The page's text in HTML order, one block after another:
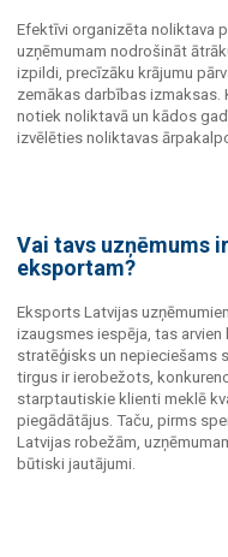
Efektīvi organizēta noliktava
uzņēmumam nodrošināt
izpildi, precīzāku krājumu
zemākas darbības izmaksas.
notiek noliktavā un kādos
izvēlēties noliktavas
Vai tavs uzņēmums
eksportam?
Eksports Latvijas
izaugsmes iespēja, tas arvien
stratēģisks un nepieciešams
tirgus ir ierobežots,
starptautiskie klienti meklē
piegādātājus. Taču, pirms
Latvijas robežām,
būtiski jautājumi.